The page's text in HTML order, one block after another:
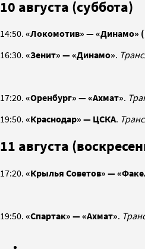
10 августа (суббота)
14:50. «Локомотив» —«Динамо»
16:30. «Зенит» — «Динамо».
17:20. «Оренбург» — «Ахмат».
19:50. «Краснодар» — ЦСКА.
11 августа
17:20. «Крылья Советов» —
19:50. «Спартак» — «Ахмат».